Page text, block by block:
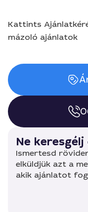
Kattints
mázoló ajánlatok
Ne
Ismertesd
elküldjük azt a
akik ajánlatot